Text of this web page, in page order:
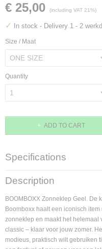
€ 25,00 (including VAT 21%)
✓ In stock - Delivery 1 - 2
Size / Maat
Quantity
ADD TO CART
Specifications
Product code
BMBXX-SUNVSR06
Supplier product code
BMBXX-SUNVSR06
Description
BOOMBOXX Zonneklep Geel. De
Boomboxx haalt een iconisch
zonneklep en maakt het helemaal
classic – klaar voor jouw zomer.
modieus, praktisch wilt gebruiken